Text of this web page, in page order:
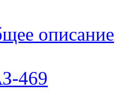
описание
469